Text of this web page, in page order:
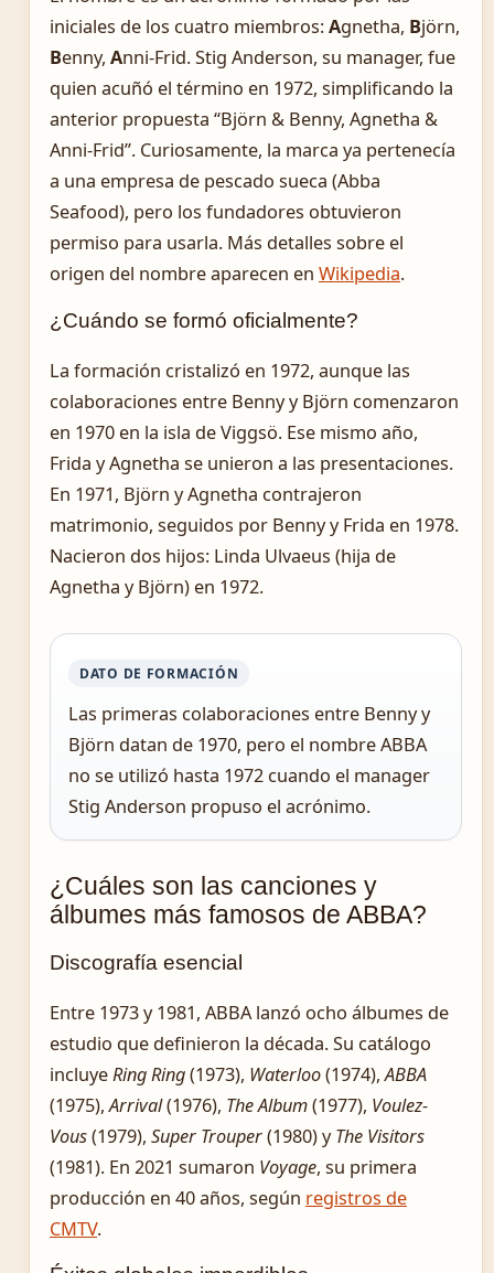
iniciales de los cuatro miembros:Agnetha, Björn,
Benny, Anni-Frid. Stig Anderson, su manager, fue
quien acuñó el término en 1972, simplificando la
anterior propuesta “Björn & Benny, Agnetha &
Anni-Frid”. Curiosamente, la marca ya pertenecía
a una empresa de pescado sueca (Abba
Seafood), pero los fundadores obtuvieron
permiso para usarla. Más detalles sobre el
origen del nombre aparecen en Wikipedia.
¿Cuándo se formó oficialmente?
La formación cristalizó en 1972, aunque las
colaboraciones entre Benny y Björn comenzaron
en 1970 en la isla de Viggsö. Ese mismo año,
Frida y Agnetha se unieron a las presentaciones.
En 1971, Björn y Agnetha contrajeron
matrimonio, seguidos por Benny y Frida en 1978.
Nacieron dos hijos: Linda Ulvaeus (hija de
Agnetha y Björn) en 1972.
DATO DE FORMACIÓN
Las primeras colaboraciones entre Benny y
Björn datan de 1970, pero el nombre ABBA
no se utilizó hasta 1972 cuando el manager
Stig Anderson propuso el acrónimo.
¿Cuáles son las canciones y
álbumes más famosos de ABBA?
Discografía esencial
Entre 1973 y 1981, ABBA lanzó ocho álbumes de
estudio que definieron la década. Su catálogo
incluyeRing Ring(1973), Waterloo(1974),ABBA
(1975),Arrival(1976), The Album(1977), Voulez-
Vous(1979), Super Trouper(1980) yThe Visitors
(1981). En 2021 sumaron Voyage, su primera
producción en 40 años, según registros de
CMTV.